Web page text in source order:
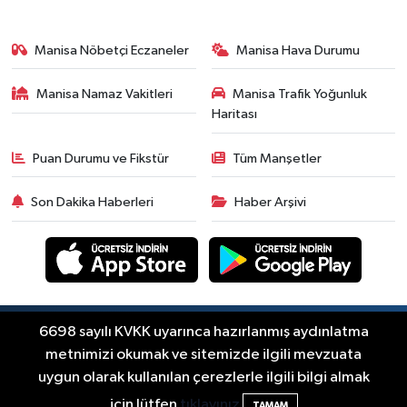
Anne-Çocuk Stilini Tamamlayan
Koleksiyonlar
Mahallesi'nde yine 6 saatlik
elektrik kesintisi
Ekonomi
18:50
Komagene hizmete açıldı
Duyurular
15:24Akhisar'da binlerce
aboneyi ilgilendiriyor! Cuma
günü elektrik kesintisi
uygulanacak
Akhisar Spor
15:07
Manisa Nöbetçi Eczaneler Manisa Hava Durumu
Manisa Namaz Vakitleri
Manisa Trafik Yoğunluk
Haritası
Puan Durumu ve Fikstür Tüm Manşetler
Son Dakika Haberleri Haber Arşivi
RSS
Copyright © Akhisar Press Haber 2012-2026 Her
hakkı saklıdır.
Haber Yazılımı:TE Bilişim
6698 sayılı KVKK uyarınca hazırlanmış aydınlatma
metnimizi okumak ve sitemizde ilgili mevzuata
uygun olarak kullanılan çerezlerle ilgili bilgi almak